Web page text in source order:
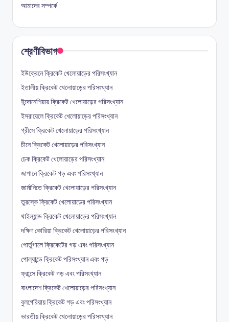
আমাদের সম্পর্কে
শ্রেণীবিভাগ
ইউক্রেনে ক্রিকেট খেলোয়াড়ের পরিসংখ্যান
ইতালীয় ক্রিকেট খেলোয়াড়ের পরিসংখ্যান
ইন্দোনেশিয়ায় ক্রিকেট খেলোয়াড়ের পরিসংখ্যান
ইসরায়েলে ক্রিকেট খেলোয়াড়ের পরিসংখ্যান
গ্রীসে ক্রিকেট খেলোয়াড়ের পরিসংখ্যান
চীনে ক্রিকেট খেলোয়াড়ের পরিসংখ্যান
চেক ক্রিকেট খেলোয়াড়ের পরিসংখ্যান
জাপানে ক্রিকেট গড় এবং পরিসংখ্যান
জার্মানিতে ক্রিকেট খেলোয়াড়ের পরিসংখ্যান
তুরস্কে ক্রিকেট খেলোয়াড়ের পরিসংখ্যান
থাইল্যান্ড ক্রিকেট খেলোয়াড়ের পরিসংখ্যান
দক্ষিণ কোরিয়া ক্রিকেট খেলোয়াড়ের পরিসংখ্যান
পোর্তুগালে ক্রিকেটের গড় এবং পরিসংখ্যান
পোল্যান্ডে ক্রিকেট পরিসংখ্যান এবং গড়
ফ্রান্সে ক্রিকেট গড় এবং পরিসংখ্যান
বাংলাদেশ ক্রিকেট খেলোয়াড়ের পরিসংখ্যান
বুলগেরিয়ায় ক্রিকেট গড় এবং পরিসংখ্যান
ভারতীয় ক্রিকেট খেলোয়াড়ের পরিসংখ্যান